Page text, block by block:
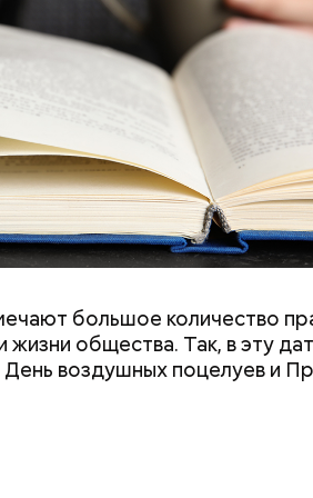
большое количество
общества. Так, в эту
воздушных поцелуев и
претендовать
документы